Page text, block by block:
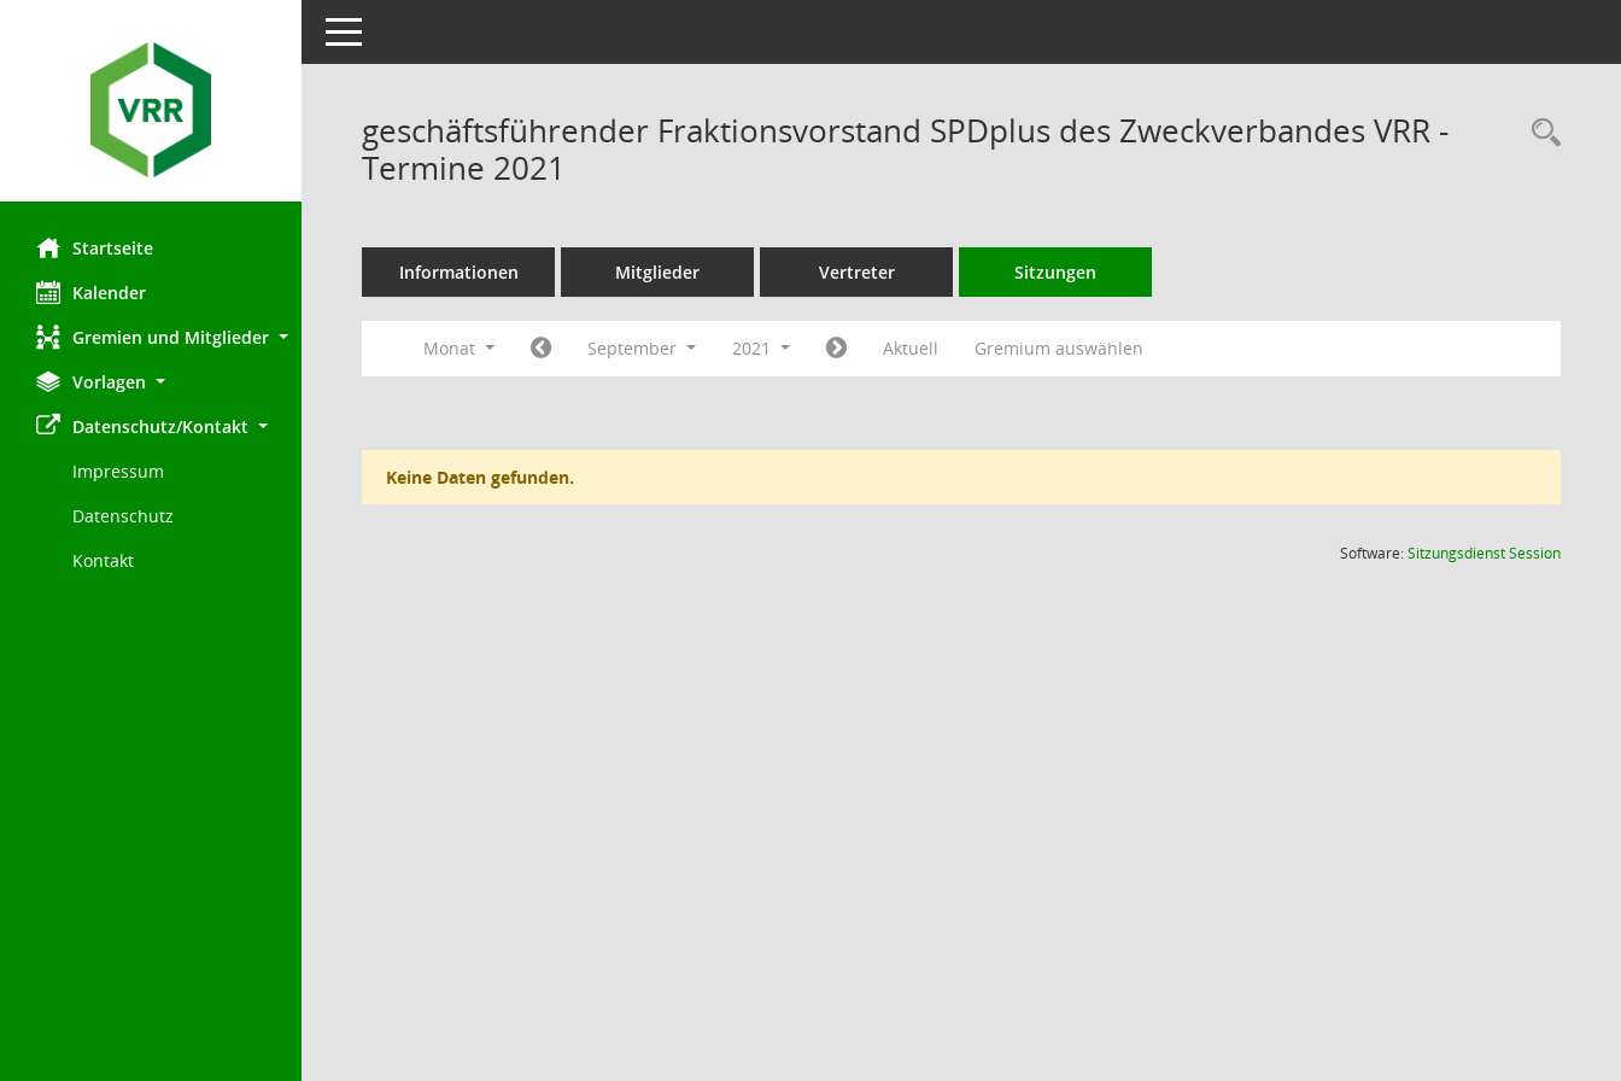
Startseite
Kalender
Gremien und Mitglieder
Vorlagen
Datenschutz/Kontakt
Impressum
Datenschutz
Kontakt
Toggle navigation
geschäftsführender Fraktionsvorstand SPDplus des Zweckverbandes VRR -
Termine 2021
Informationen Mitglieder Vertreter Sitzungen
Monat September 2021 Aktuell Gremium auswählen
Keine Daten gefunden.
Software:SitzungsdienstSession(Wird in